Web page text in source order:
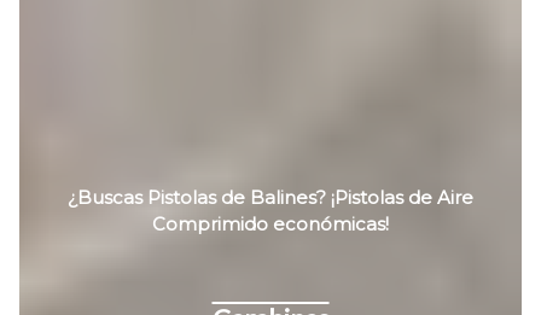
¿Buscas Pistolas de Balines? ¡Pistolas de Aire
Comprimido económicas!